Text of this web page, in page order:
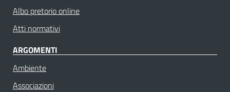
Albo pretorio online
Atti normativi
ARGOMENTI
Ambiente
Associazioni